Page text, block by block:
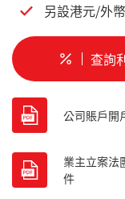
另設港元/外
查詢
公司賬戶開
業主立案法
件